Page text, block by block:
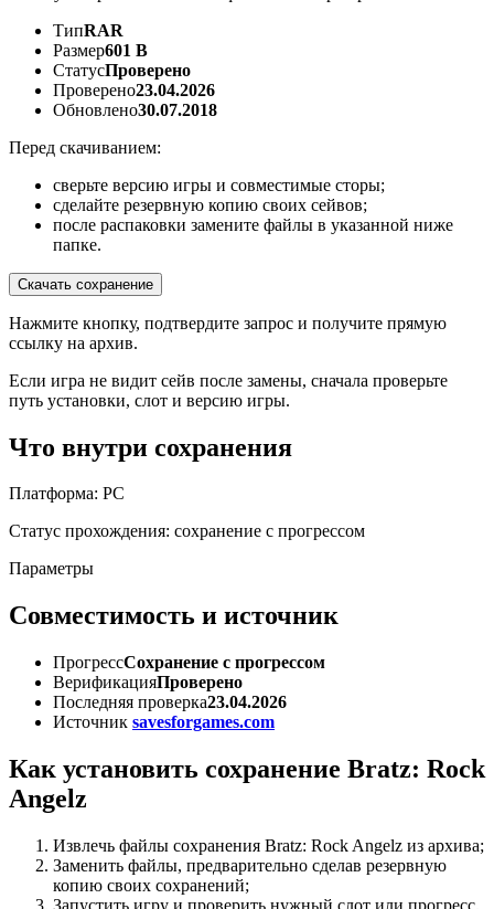
ТипRAR
Размер601 B
СтатусПроверено
Проверено23.04.2026
Обновлено30.07.2018
Перед скачиванием:
сверьте версию игры и совместимые сторы;
сделайте резервную копию своих сейвов;
после распаковки замените файлы в указанной ниже
папке.
Скачать сохранение
Нажмите кнопку, подтвердите запрос и получите прямую
ссылку на архив.
Если игра не видит сейв после замены, сначала проверьте
путь установки, слот и версию игры.
Что внутри сохранения
Платформа: PC
Статус прохождения: сохранение с прогрессом
Параметры
Совместимость и источник
ПрогрессСохранение с прогрессом
ВерификацияПроверено
Последняя проверка23.04.2026
Источник savesforgames.com
Как установить сохранение Bratz: Rock
Angelz
Извлечь файлы сохранения Bratz: Rock Angelz из архива;
Заменить файлы, предварительно сделав резервную
копию своих сохранений;
Запустить игру и проверить нужный слот или прогресс.